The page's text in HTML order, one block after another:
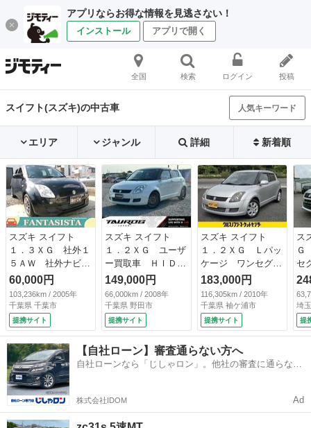
アプリならお得な情報を見逃さない！
インストール アプリで開く
全国 検索 ログイン 投稿
スイフト(スズキ)の中古車 人気キーワード
エリア ジャンル 詳細 新着順
スズキ スイフト
１．３ＸＧ 社外１
５ＡＷ 社外ナビ
ＥＴＣ キーレス
オートＡＣ 記録
簿 タイミングチェ
ーン 下取り車 車
検整備付き （車検
整備付）
60,000円
103,236km / 2005年
千葉県 千葉市
提携サイト
スズキ スイフト
１．２ＸＧ ユーザ
ー買取車 ＨＩＤヘ
ッドライト オート
エアコン ＥＴＣ
キーレス スペアキ
ー 安全装置 社外
オーディオプレイヤ
ー （検9.10）
149,000円
66,000km / 2008年
千葉県 野田市
提携サイト
スズキ スイフト
１．２ＸＧ Ｌパッ
ケージ ワンセグメ
モリーナビ スマー
トキー ＥＴＣ オ
ートエアコン ＨＩ
Ｄヘッドライト
（なし）
183,000円
116,305km / 2010年
千葉県 袖ケ浦市
提携サイト
ス
Ｇ
セ
キ
ト
／
オ
Ｔ
ー
埼
提
【自社ローン】審査通らない方へ
自社ローンなら「じしゃロン」。他社の審査に通らなか
株式会社IDOM Ad